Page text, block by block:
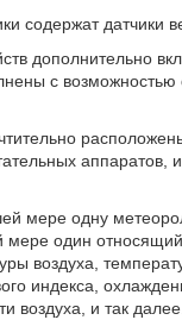
содержат датчики
дополнительно
с возможностью
мере одну
мере один
воздуха,
индекса,
воздуха, и так далее.